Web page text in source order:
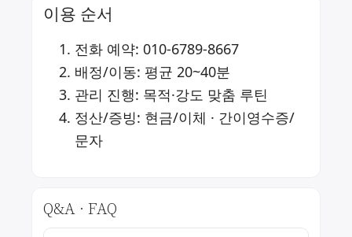
이용 순서
전화 예약:010-6789-8667
배정/이동: 평균 20~40분
관리 진행: 목적·강도 맞춤 루틴
정산/증빙: 현금/이체 · 간이영수증/
문자
Q&A · FAQ